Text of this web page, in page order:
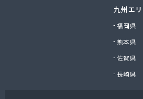
九州エ
福岡県
熊本県
佐賀県
長崎県